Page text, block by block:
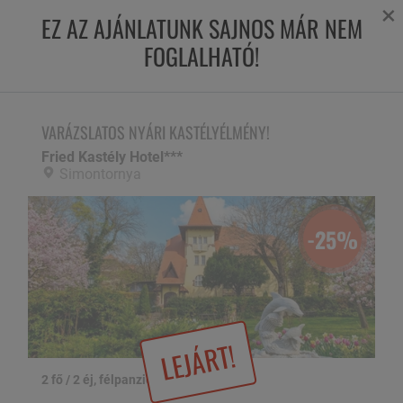
VARÁZSLATOS NYÁRI KASTÉLYÉLMÉNY!
EZ AZ AJÁNLATUNK SAJNOS MÁR NEM
FOGLALHATÓ!
×
LEJÁRT!
VARÁZSLATOS NYÁRI KASTÉLYÉLMÉNY!
Fried Kastély Hotel***
-25%
2 fő / 2 éj, félpanzióval